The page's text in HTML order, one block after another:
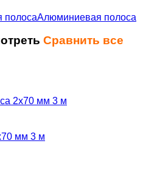
полосаАлюминиевая полоса
Сравнить все
мм 3 м